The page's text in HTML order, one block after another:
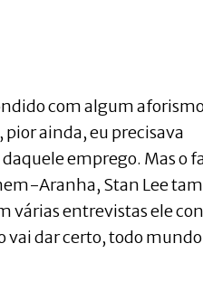
com algum
pior ainda, eu precisava
emprego. Mas o
Aranha, Stan Lee
várias entrevistas ele
vai dar certo, todo